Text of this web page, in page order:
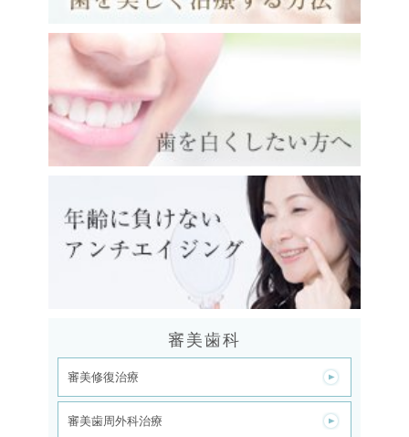
審美歯科
審美修復治療
審美歯周外科治療